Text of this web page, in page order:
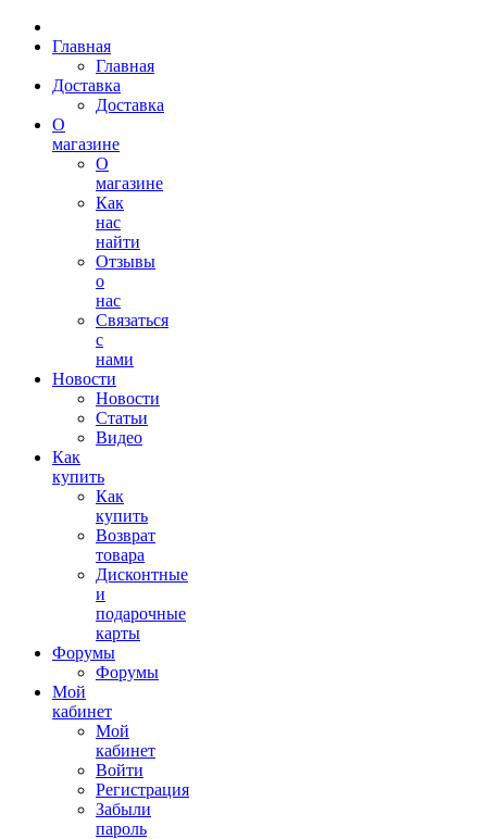
Главная
Главная
Доставка
Доставка
О
магазине
О
магазине
Как
нас
найти
Отзывы
о
нас
Связаться
с
нами
Новости
Новости
Статьи
Видео
Как
купить
Как
купить
Возврат
товара
Дисконтные
и
подарочные
карты
Форумы
Форумы
Мой
кабинет
Мой
кабинет
Войти
Регистрация
Забыли
пароль